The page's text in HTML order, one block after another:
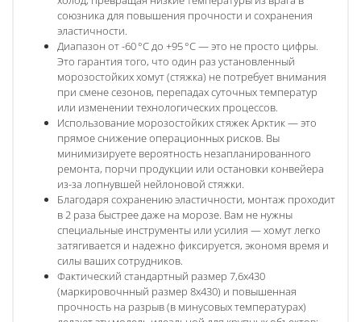
союзника для повышения прочности и сохранения
эластичности.
Диапазон от -60 °C до +95 °C — это не просто цифры.
Это гарантия того, что один раз установленный
морозостойких хомут (стяжка) не потребует внимания
при смене сезонов, перепадах суточных температур
или изменении технологических процессов.
Использование морозостойких стяжек Арктик — это
прямое снижение операционных рисков. Вы
минимизируете вероятность незапланированного
ремонта, порчи продукции или остановки конвейера
из-за лопнувшей нейлоновой стяжки.
Благодаря сохранению эластичности, монтаж проходит
в 2 раза быстрее даже на морозе. Вам не нужны
специальные инструменты или усилия — хомут легко
затягивается и надежно фиксируется, экономя время и
силы ваших сотрудников.
Фактический стандартный размер 7,6x430
(маркировочнный размер 8х430) и повышенная
прочность на разрыв (в минусовых температурах)